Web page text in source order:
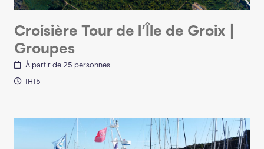
Croisière Tour de l’Île de Groix |
Groupes
À partir de 25 personnes
1H15